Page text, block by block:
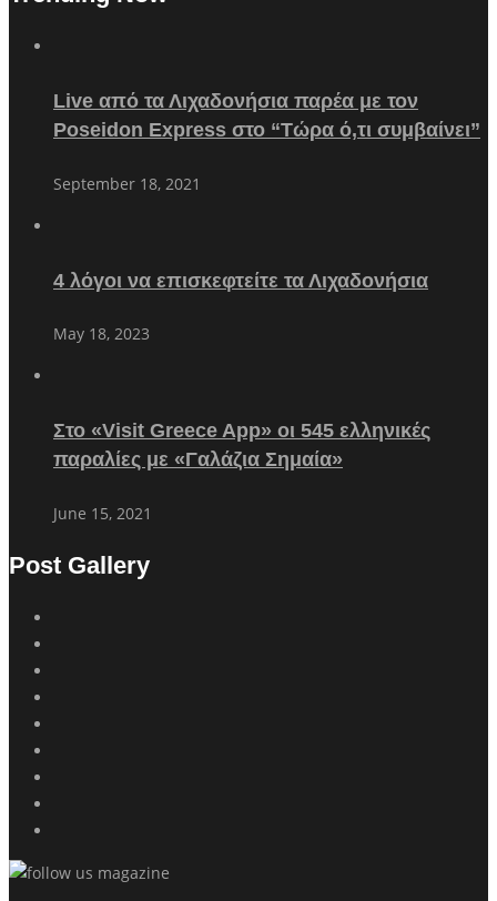
Live από τα Λιχαδονήσια παρέα με τον
Poseidon Express στο “Τώρα ό,τι συμβαίνει”
September 18, 2021
4 λόγοι να επισκεφτείτε τα Λιχαδονήσια
May 18, 2023
Στο «Visit Greece App» οι 545 ελληνικές
παραλίες με «Γαλάζια Σημαία»
June 15, 2021
Post Gallery